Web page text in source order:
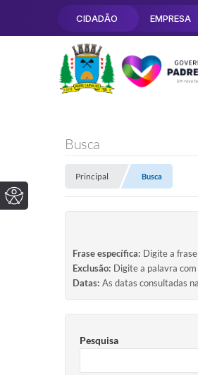
CIDADÃO EMPRESA
Busca
Principal Busca
Frase específica: Digite a
Exclusão: Digite a palavra
Datas: As datas consultadas
Pesquisa